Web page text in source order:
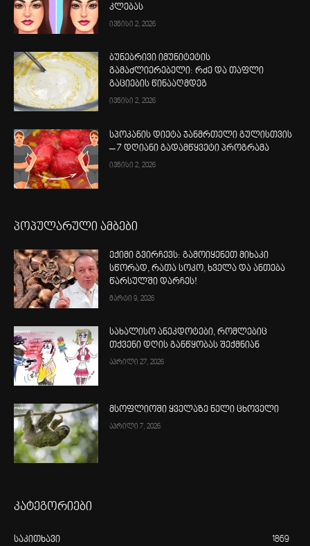
კლებას
ივნისი 2, 2026
ბუნებრივი იმუნიტეტის
გამაძლიერებელი: რძე და თაფლი
გაციების წინააღმდეგ
ივნისი 2, 2026
სპოკანის დიეტა ჯანმრთელი გულისთვის
– 7 დღიანი გადამწყვეტი პროგრამა
ივნისი 2, 2026
პოპულარული ამბები
ექიმი გვირჩევს: გამოიყენეთ მიხაკი
სწორად, რათა სოკო, ხველა და ანთება
წარსულში დარჩეს!
მარტი 9, 2026
სახალისო ანეკდოტები, რომლებიც
თქვენი დღის განწყობას შექმნიან
აპრილი 27, 2026
მსოფლიოში ყველაზე ნელი ცხოველი
აპრილი 7, 2026
კატეგორიები
საკითხავი 1869